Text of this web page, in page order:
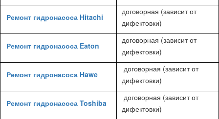
Ремонт гидронасоса Hitachi
договорная (зависит от
дифектовки)
Ремонт гидронасоса Eaton
договорная (зависит от
дифектовки)
Ремонт гидронасоса Hawe
договорная (зависит от
дифектовки)
Ремонт гидронасоса Toshiba
договорная (зависит от
дифектовки)